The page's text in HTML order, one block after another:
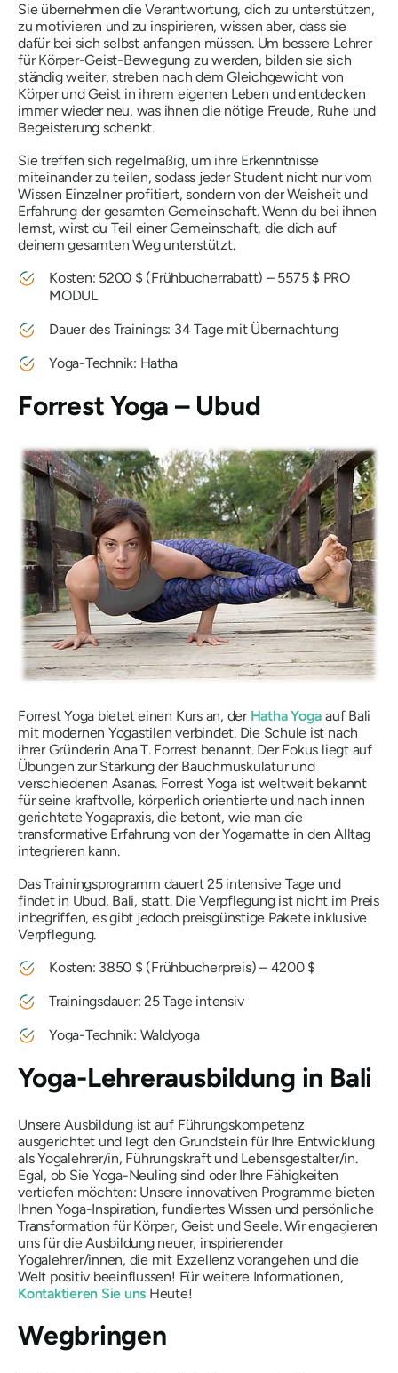
Sie übernehmen die Verantwortung, dich zu unterstützen,
zu motivieren und zu inspirieren, wissen aber, dass sie
dafür bei sich selbst anfangen müssen. Um bessere Lehrer
für Körper-Geist-Bewegung zu werden, bilden sie sich
ständig weiter, streben nach dem Gleichgewicht von
Körper und Geist in ihrem eigenen Leben und entdecken
immer wieder neu, was ihnen die nötige Freude, Ruhe und
Begeisterung schenkt.
Sie treffen sich regelmäßig, um ihre Erkenntnisse
miteinander zu teilen, sodass jeder Student nicht nur vom
Wissen Einzelner profitiert, sondern von der Weisheit und
Erfahrung der gesamten Gemeinschaft. Wenn du bei ihnen
lernst, wirst du Teil einer Gemeinschaft, die dich auf
deinem gesamten Weg unterstützt.
Kosten: 5200 $ (Frühbucherrabatt) – 5575 $ PRO
MODUL
Dauer des Trainings: 34 Tage mit Übernachtung
Yoga-Technik: Hatha
Forrest Yoga – Ubud
Forrest Yoga bietet einen Kurs an, der Hatha Yoga auf Bali
mit modernen Yogastilen verbindet. Die Schule ist nach
ihrer Gründerin Ana T. Forrest benannt. Der Fokus liegt auf
Übungen zur Stärkung der Bauchmuskulatur und
verschiedenen Asanas. Forrest Yoga ist weltweit bekannt
für seine kraftvolle, körperlich orientierte und nach innen
gerichtete Yogapraxis, die betont, wie man die
transformative Erfahrung von der Yogamatte in den Alltag
integrieren kann.
Das Trainingsprogramm dauert 25 intensive Tage und
findet in Ubud, Bali, statt. Die Verpflegung ist nicht im Preis
inbegriffen, es gibt jedoch preisgünstige Pakete inklusive
Verpflegung.
Kosten: 3850 $ (Frühbucherpreis) – 4200 $
Trainingsdauer: 25 Tage intensiv
Yoga-Technik: Waldyoga
Yoga-Lehrerausbildung in Bali
Unsere Ausbildung ist auf Führungskompetenz
ausgerichtet und legt den Grundstein für Ihre Entwicklung
als Yogalehrer/in, Führungskraft und Lebensgestalter/in.
Egal, ob Sie Yoga-Neuling sind oder Ihre Fähigkeiten
vertiefen möchten: Unsere innovativen Programme bieten
Ihnen Yoga-Inspiration, fundiertes Wissen und persönliche
Transformation für Körper, Geist und Seele. Wir engagieren
uns für die Ausbildung neuer, inspirierender
Yogalehrer/innen, die mit Exzellenz vorangehen und die
Welt positiv beeinflussen! Für weitere Informationen,
Kontaktieren Sie uns Heute!
Wegbringen